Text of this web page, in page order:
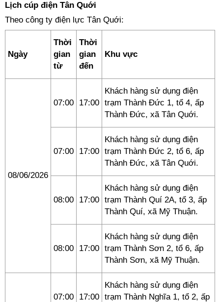
Lịch cúp điện Tân Quới
Theo công ty điện lực Tân Quới:
Ngày
Thời
gian
từ
Thời
gian
đến
Khu vực
08/06/2026
07:00 17:00
Khách hàng sử dụng điện
trạm Thành Đức 1, tổ 4, ấp
Thành Đức, xã Tân Quới.
07:00 17:00
Khách hàng sử dụng điện
trạm Thành Đức 2, tổ 6, ấp
Thành Đức, xã Tân Quới.
08:00 17:00
Khách hàng sử dụng điện
trạm Thành Quí 2A, tổ 3, ấp
Thành Quí, xã Mỹ Thuận.
08:00 17:00
Khách hàng sử dụng điện
trạm Thành Sơn 2, tổ 6, ấp
Thành Sơn, xã Mỹ Thuận.
07:00 17:00
Khách hàng sử dụng điện
trạm Thành Nghĩa 1, tổ 2, ấp